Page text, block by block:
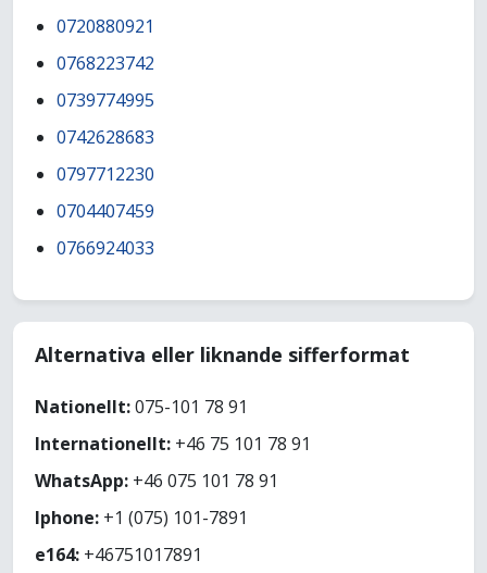
0720880921
0768223742
0739774995
0742628683
0797712230
0704407459
0766924033
Alternativa eller liknande sifferformat
Nationellt:075-101 78 91
Internationellt: +46 75 101 78 91
WhatsApp: +46 075 101 78 91
Iphone: +1 (075) 101-7891
e164: +46751017891